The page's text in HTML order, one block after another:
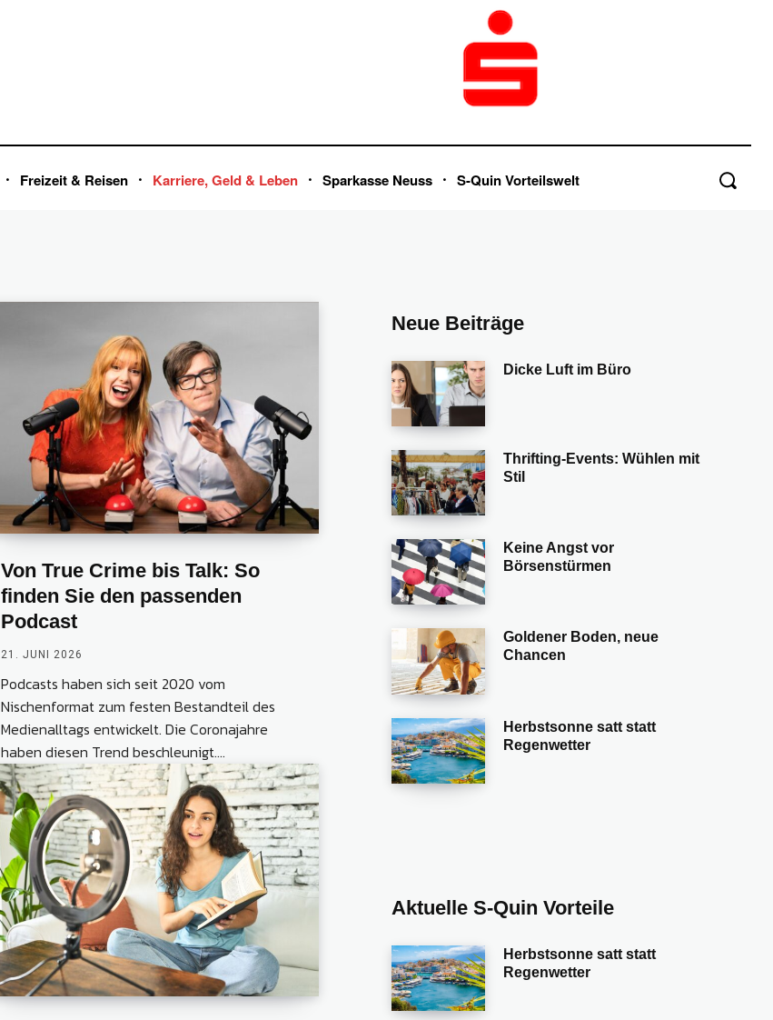
Freizeit & Reisen Karriere, Geld & Leben Sparkasse Neuss S-Quin Vorteilswelt
Von True Crime bis Talk: So
finden Sie den passenden
Podcast
21. JUNI 2026
Podcasts haben sich seit 2020 vom
Nischenformat zum festen Bestandteil des
Medienalltags entwickelt. Die Coronajahre
haben diesen Trend beschleunigt....
Neue Beiträge
Dicke Luft im Büro
Thrifting-Events: Wühlen mit
Stil
Keine Angst vor
Börsenstürmen
Goldener Boden, neue
Chancen
Herbstsonne satt statt
Regenwetter
Aktuelle S-Quin Vorteile
Herbstsonne satt statt
Regenwetter